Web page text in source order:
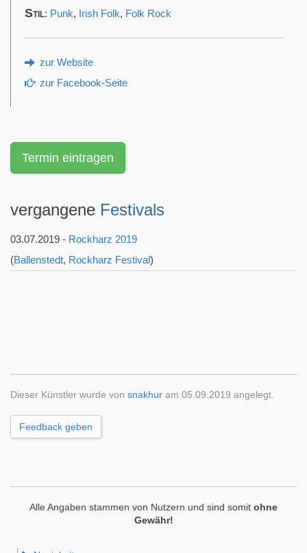
Stil: Punk, Irish Folk, Folk Rock
zur Website
zur Facebook-Seite
Termin eintragen
vergangene Festivals
03.07.2019 - Rockharz 2019
(Ballenstedt, Rockharz Festival)
Dieser Künstler wurde von snakhur am 05.09.2019 angelegt.
Feedback geben
Alle Angaben stammen von Nutzern und sind somit ohne
Gewähr!